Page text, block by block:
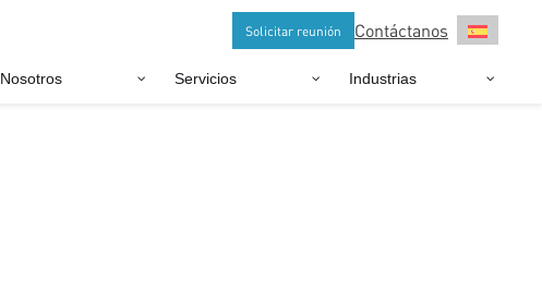
Solicitar reunión Contáctanos
Nosotros Servicios Industrias